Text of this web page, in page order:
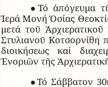
●Τό ἀπόγευμα
Ἱερά Μονή Ὁσίας
μετά τοῦ
Στυλιανοῦ Κοτσορνίθη
διοικήσεως καί
Ἐνοριῶν τῆς
●Τό Σάββατον